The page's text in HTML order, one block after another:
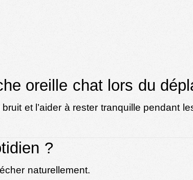
oreille chat lors du
et l’aider à rester tranquille pendant
?
naturellement.